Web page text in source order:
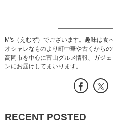
M's（えむず）でございます。趣味は食
オシャレなものより町中華や古くからの
高岡市を中心に富山グルメ情報、ガジ
ンにお届けしてまいります。
RECENT POSTED